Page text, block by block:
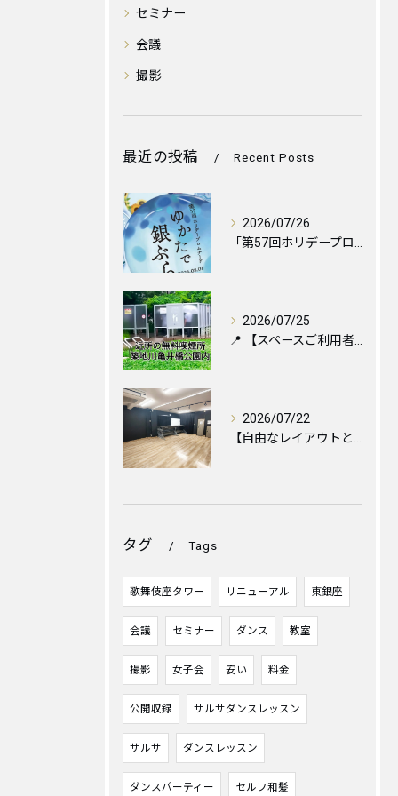
セミナー
会議
撮影
最近の投稿 Recent Posts
2026/07/26
2026/07/25
2026/07/22
タグ Tags
歌舞伎座タワー リニューアル 東銀座
会議 セミナー ダンス 教室
撮影 女子会 安い 料金
公開収録 サルサダンスレッスン
サルサ ダンスレッスン
ダンスパーティー セルフ和髪